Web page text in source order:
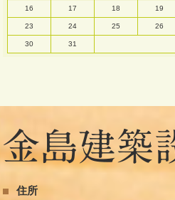
16 17 18 19
23 24 25 26
30 31
住所